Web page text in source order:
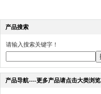
产品搜索
请输入搜索关键字！
产品导航----更多产品请点击大类浏览